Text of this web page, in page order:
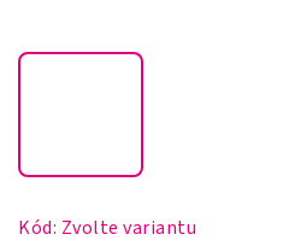
Kód: Zvolte variantu